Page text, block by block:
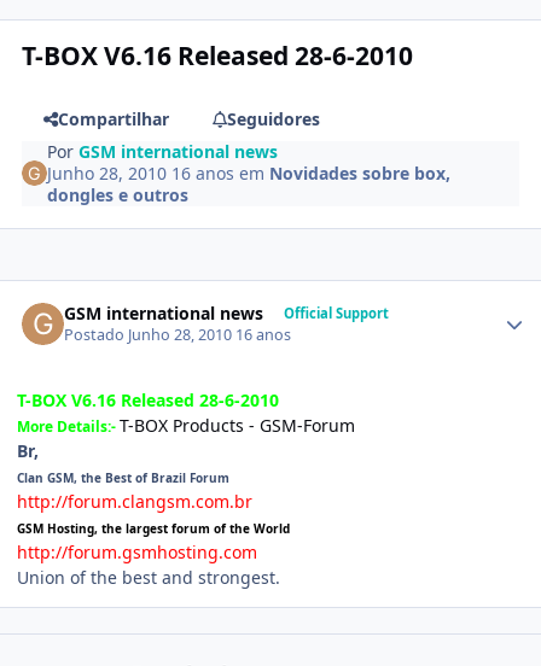
T-BOX V6.16 Released 28-6-2010
Compartilhar
Seguidores
PorGSM international news
Junho 28, 2010 16 anos em Novidades sobre box,
dongles e outros
GSM international news Official Support
Postado Junho 28, 2010 16 anos
T-BOX V6.16 Released 28-6-2010
More Details:-T-BOX Products - GSM-Forum
Br,
Clan GSM, the Best of Brazil Forum
http://forum.clangsm.com.br
GSM Hosting, the largest forum of the World
http://forum.gsmhosting.com
Union of the best and strongest.